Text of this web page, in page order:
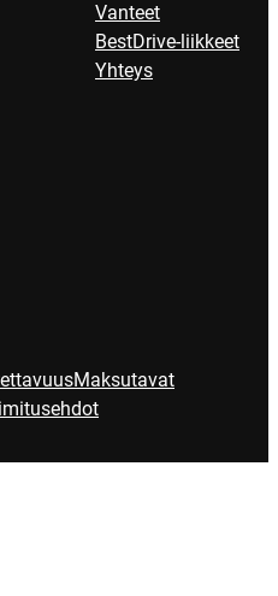
Vanteet
BestDrive-liikkeet
Yhteys
Maksutavat